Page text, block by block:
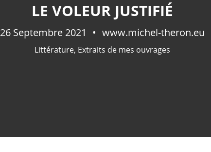
LE VOLEUR JUSTIFIÉ
26 Septembre 2021 www.michel-theron.eu
Littérature, Extraits de mes ouvrages